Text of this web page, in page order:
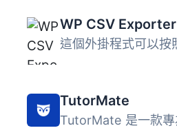
WP CSV Exporter
TutorMate